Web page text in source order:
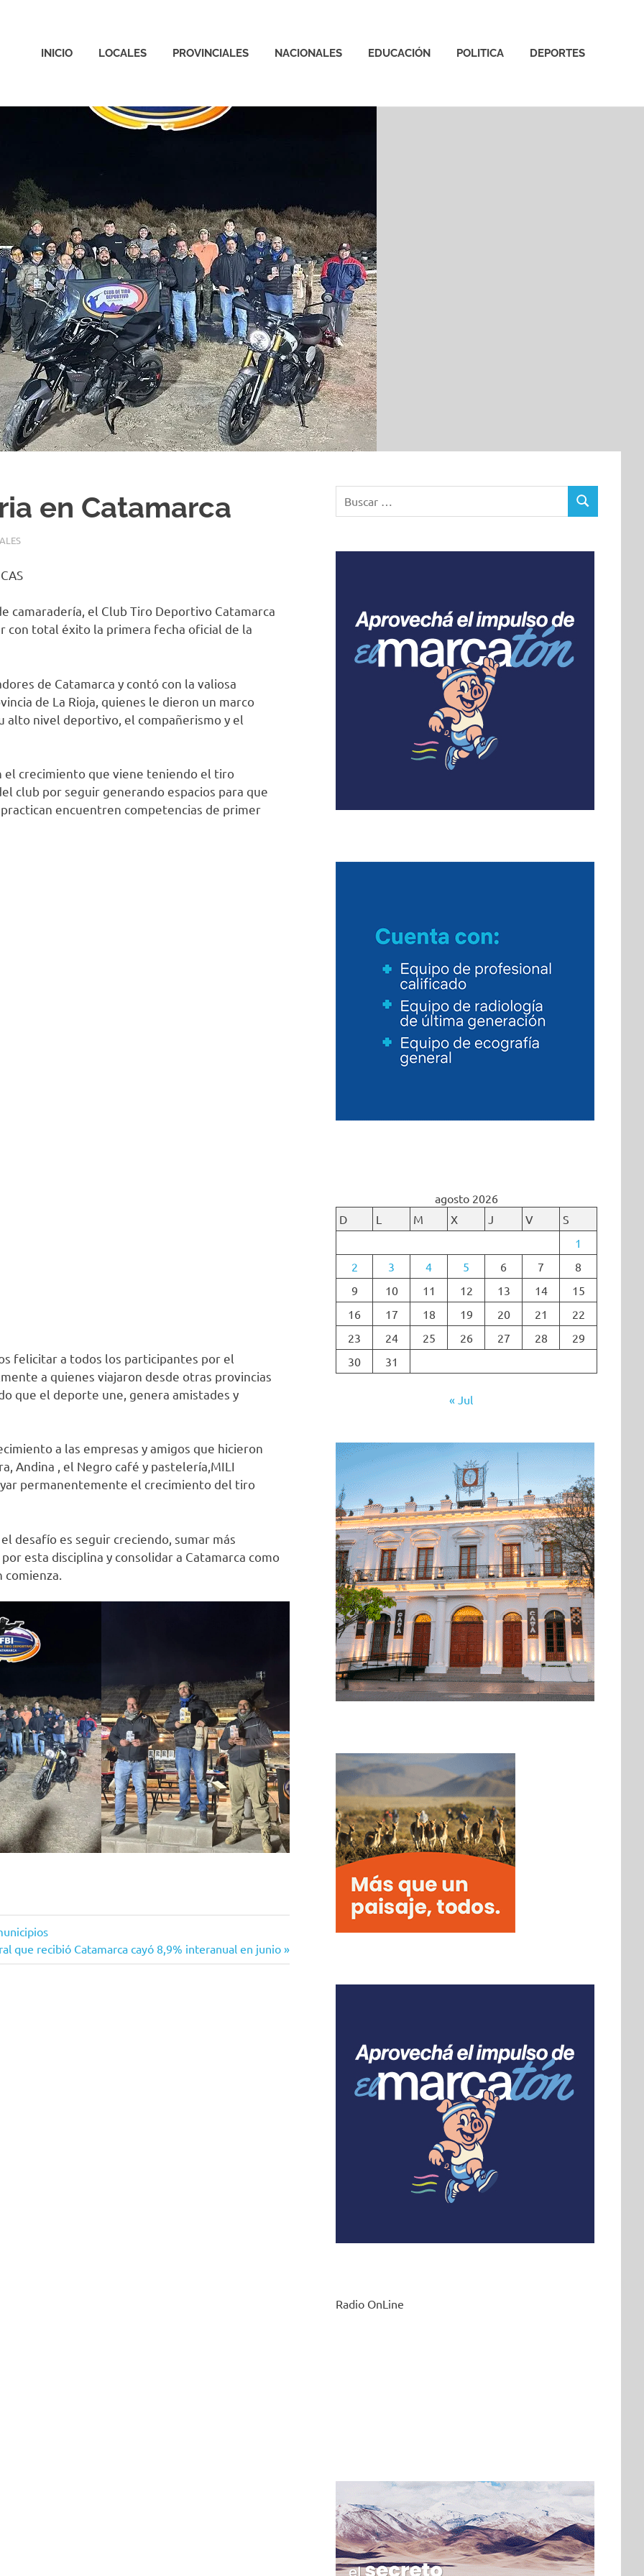
INICIO LOCALES PROVINCIALES NACIONALES EDUCACIÓN POLITICA DEPORTES
en Catamarca
camaradería, el Club Tiro Deportivo Catamarca
con total éxito la primera fecha oficial de la
de Catamarca y contó con la valiosa
de La Rioja, quienes le dieron un marco
alto nivel deportivo, el compañerismo y el
el crecimiento que viene teniendo el tiro
club por seguir generando espacios para que
encuentren competencias de primer
felicitar a todos los participantes por el
a quienes viajaron desde otras provincias
que el deporte une, genera amistades y
a las empresas y amigos que hicieron
Andina , el Negro café y pastelería,MILI
permanentemente el crecimiento del tiro
desafío es seguir creciendo, sumar más
esta disciplina y consolidar a Catamarca como
que recibió Catamarca cayó 8,9% interanual en junio
BUSCAR
agosto 2026
D
L M X J V
S
1
2
3 4 5 6 7
8
9
10 11 12 13 14
15
16
17 18 19 20 21
22
23
24 25 26 27 28
29
30
31
« Jul
Radio OnLine